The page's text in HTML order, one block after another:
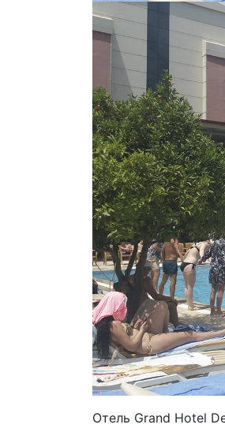
Отель Grand Hotel